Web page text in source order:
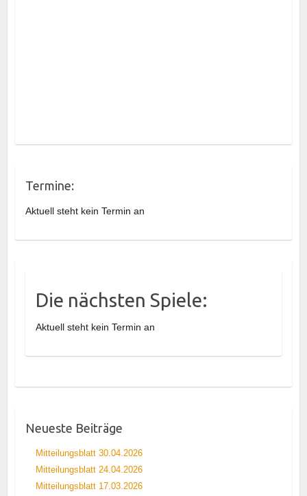
Termine:
Aktuell steht kein Termin an
Die nächsten Spiele:
Aktuell steht kein Termin an
Neueste Beiträge
Mitteilungsblatt 30.04.2026
Mitteilungsblatt 24.04.2026
Mitteilungsblatt 17.03.2026